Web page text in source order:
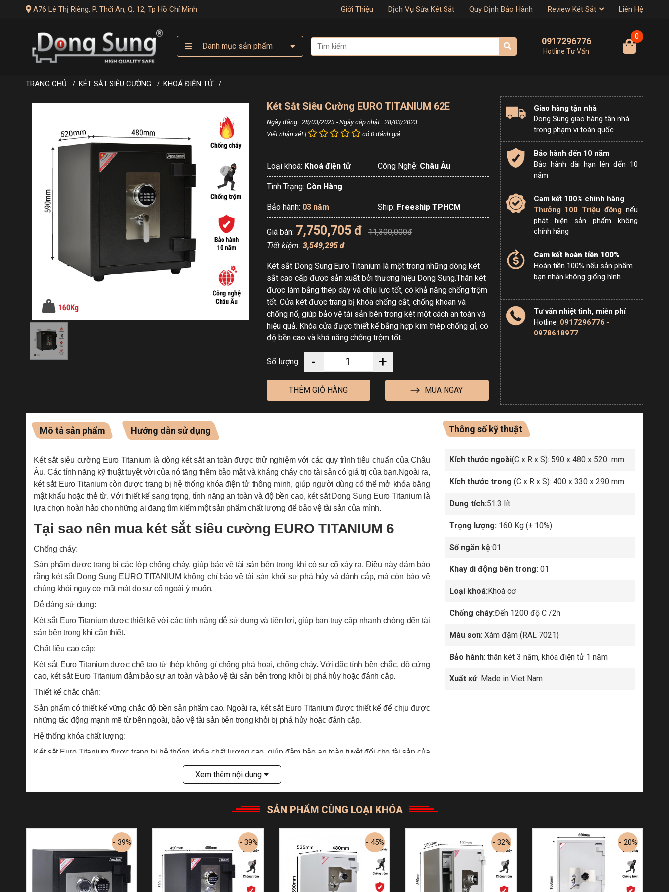
A76 Lê Thị Riêng, P. Thới An, Q. 12, Tp Hồ Chí Minh Giới Thiệu Dịch Vụ Sửa Két Sắt Quy Định Bảo Hành Review Két Sắt Liên Hệ
Danh mục sản phẩm 0917296776
Hotline Tư Vấn
0
TRANG CHỦ KÉT SẮT SIÊU CƯỜNG KHOÁ ĐIỆN TỬ
Két Sắt Siêu Cường EURO TITANIUM 62E
Ngày đăng : 28/03/2023 - Ngày cập nhật : 28/03/2023
Viết nhận xét |
có 0 đánh giá
Loại khoá: Khoá điện tử Công Nghệ: Châu Âu
Tình Trạng: Còn Hàng
Bảo hành: 03 năm Ship: Freeship TPHCM
Giá bán: 7,750,705 đ
11,300,000đ
Tiết kiệm: 3,549,295 đ
Két sắt Dong Sung Euro Titanium là một trong những dòng két
sắt cao cấp được sản xuất bởi thương hiệu Dong Sung.Thân két
được làm bằng thép dày và chịu lực tốt, có khả năng chống trộm
tốt. Cửa két được trang bị khóa chống cắt, chống khoan và
chống nổ, giúp bảo vệ tài sản bên trong két một cách an toàn và
hiệu quả. Khóa cửa được thiết kế bằng hợp kim thép chống gỉ, có
độ bền cao và khả năng chống trộm tốt.
Số lượng: - +
THÊM GIỎ HÀNG MUA NGAY
Giao hàng tận nhà
Dong Sung giao hàng tận nhà
trong phạm vi toàn quốc
Bảo hành đến 10 năm
Bảo hành dài hạn lên đến 10
năm
Cam kết 100% chính hãng
Thưởng 100 Triệu đồng nếu
phát hiện sản phẩm không
chính hãng
Cam kết hoàn tiền 100%
Hoàn tiền 100% nếu sản phẩm
bạn nhận không giống hình
Tư vấn nhiệt tình, miễn phí
Hotline: 0917296776 -
0978618977
Thông số kỹ thuật
Kích thước ngoài(C x R x S): 590 x 480 x 520 mm
Kích thước trong(C x R x S): 400 x 330 x 290 mm
Dung tích:51.3 lít
Trọng lượng: 160 Kg (± 10%)
Số ngăn kệ:01
Khay di động bên trong:01
Loại khoá: Khoá cơ
Chống cháy:Đến 1200 độ C /2h
Màu sơn: Xám đậm (RAL 7021)
Bảo hành: thân két 3 năm, khóa điện tử 1 năm
Xuất xứ: Made in Viet Nam
Mô tả sản phẩm Hướng dẫn sử dụng
Két sắt siêu cường Euro Titanium là dòng két sắt an toàn được thử nghiệm với các quy trình tiêu chuẩn của Châu
Âu. Các tính năng kỹ thuật tuyệt vời của nó tăng thêm bảo mật và kháng cháy cho tài sản có giá trị của bạn.Ngoài ra,
két sắt Euro Titanium còn được trang bị hệ thống khóa điện tử thông minh, giúp người dùng có thể mở khóa bằng
mật khẩu hoặc thẻ từ. Với thiết kế sang trọng, tính năng an toàn và độ bền cao, két sắt Dong Sung Euro Titanium là
lựa chọn hoàn hảo cho những ai đang tìm kiếm một sản phẩm chất lượng để bảo vệ tài sản của mình.
Tại sao nên mua két sắt siêu cường EURO TITANIUM 6
Chống cháy:
Sản phẩm được trang bị các lớp chống cháy, giúp bảo vệ tài sản bên trong khi có sự cố xảy ra. Điều này đảm bảo
rằng két sắt Dong Sung EURO TITANIUM không chỉ bảo vệ tài sản khỏi sự phá hủy và đánh cắp, mà còn bảo vệ
chúng khỏi nguy cơ mất mát do sự cố ngoài ý muốn.
Dễ dàng sử dụng:
Két sắt Euro Titanium được thiết kế với các tính năng dễ sử dụng và tiện lợi, giúp bạn truy cập nhanh chóng đến tài
sản bên trong khi cần thiết.
Chất liệu cao cấp:
Két sắt Euro Titanium được chế tạo từ thép không gỉ chống phá hoại, chống cháy. Với đặc tính bền chắc, độ cứng
cao, két sắt Euro Titanium đảm bảo sự an toàn và bảo vệ tài sản bên trong khỏi bị phá hủy hoặc đánh cắp.
Thiết kế chắc chắn:
Sản phẩm có thiết kế vững chắc độ bền sản phẩm cao. Ngoài ra, két sắt Euro Titanium được thiết kế để chịu được
những tác động mạnh mẽ từ bên ngoài, bảo vệ tài sản bên trong khỏi bị phá hủy hoặc đánh cắp.
Hệ thống khóa chất lượng:
Két sắt Euro Titanium được trang bị hệ thống khóa chất lượng cao, giúp đảm bảo an toàn tuyệt đối cho tài sản của
Tại sao nên mua két sắt siêu cường EURO TITANIUM 62E
Sản phẩm có khả năng chống cháy. Với khả năng chịu nhiệt lên đến 1000 độ C trong thời gian 120 phút, két sắt
Dong Sung EURO TITANIUM giúp bảo vệ tài sản khỏi hỏa hoạn. Điều này đặc biệt quan trọng khi số lượng tai nạn
cháy xảy ra ngày càng tăng.
Sản phẩm có tính năng bảo vệ tài sản tối đa. Két sắt Dong Sung EURO TITANIUM được trang bị hệ thống khóa an
Xem thêm nội dung
SẢN PHẨM CÙNG LOẠI KHÓA
- 39% - 39% - 45% - 32% - 20%